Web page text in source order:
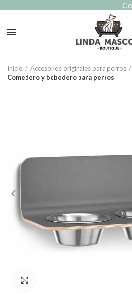
Inicio
Accesorios originales para perros
Comedero y bebedero para perros